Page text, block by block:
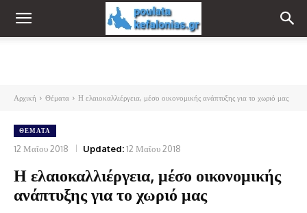
Αρχική Θέματα Η ελαιοκαλλιέργεια, μέσο οικονομικής ανάπτυξης για το χωριό μας
ΘΈΜΑΤΑ
12 Μαΐου 2018 Updated:12 Μαΐου 2018
Η ελαιοκαλλιέργεια, μέσο οικονομικής
ανάπτυξης για το χωριό μας